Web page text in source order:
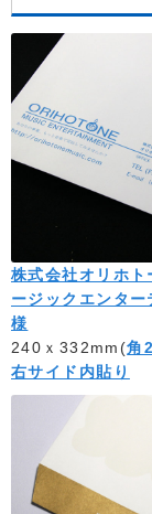
株式会社オリホト
ージックエンター
様
240ｘ332mm(角
右サイド内貼り